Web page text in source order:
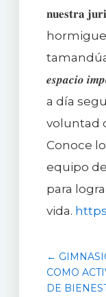
𝐧𝐮𝐞𝐬𝐭𝐫𝐚
𝒆𝒔𝒑𝒂𝒄𝒊𝒐
a día
voluntad
Conoce
equipo
para
vida.
←
COMO
DE